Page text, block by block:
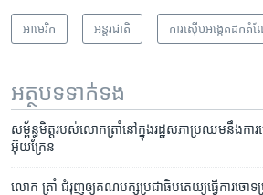
អាមេរិក​ អន្តរជាតិ ការស៊ើបអង្កេតដកតំ
អត្ថបទ​ទាក់ទង
សម្ព័ន្ធមិត្ត​របស់​លោក​ត្រាំនៅ​ក្នុង​រដ្ឋសភាប្រឈម​នឹង​ក
អ៊ុយក្រែន
លោក ត្រាំ ជំរុញ​ឲ្យ​គណបក្ស​ប្រជាធិបតេយ្យ​ធ្វើ​ការ​ច